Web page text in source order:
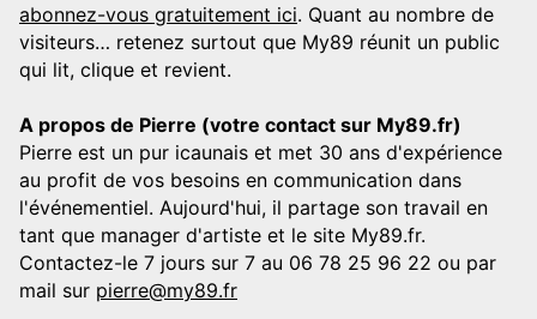
abonnez-vous gratuitement ici. Quant au nombre de
visiteurs… retenez surtout que My89 réunit un public
qui lit, clique et revient.
A propos de Pierre (votre contact sur My89.fr)
Pierre est un pur icaunais et met 30 ans d'expérience
au profit de vos besoins en communication dans
l'événementiel. Aujourd'hui, il partage son travail en
tant que manager d'artiste et le site My89.fr.
Contactez-le 7 jours sur 7 au 06 78 25 96 22 ou par
mail sur pierre@my89.fr